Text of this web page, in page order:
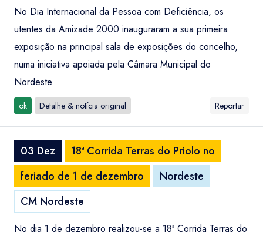
No Dia Internacional da Pessoa com Deficiência, os
utentes da Amizade 2000 inauguraram a sua primeira
exposição na principal sala de exposições do concelho,
numa iniciativa apoiada pela Câmara Municipal do
Nordeste.
ok Detalhe & notícia original Reportar
03 Dez
18ª Corrida Terras do Priolo no
feriado de 1 de dezembro
Nordeste
CM Nordeste
No dia 1 de dezembro realizou-se a 18ª Corrida Terras do